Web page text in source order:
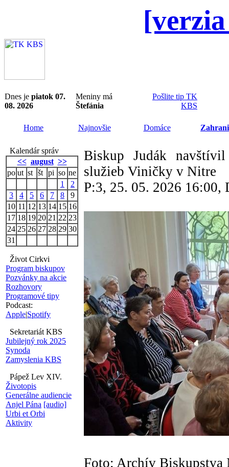
Dnes je piatok 07.
08. 2026
Meniny má
Štefánia
Pošlite tip TK
KBS
Home Najnovšie Domáce
Kalendár správ
<< august >>
po ut st št pi so ne
1
2
3
4 5 6 7 8
9
10 11 12 13 14 15 16
17 18 19 20 21 22 23
24 25 26 27 28 29 30
31
Život Cirkvi
Program biskupov
Pozvánky na akcie
Rozhovory
Programové tipy
Podcast:
Apple|Spotify
Sekretariát KBS
Jubilejný rok 2025
Synoda
Zamyslenia KBS
Pápež Lev XIV.
Životopis
Generálne audiencie
Anjel Pána [audio]
Urbi et Orbi
Aktivity
Biskup Judák
služieb Viničky v Nitre
P:3, 25. 05. 2026 16:00,
Foto: Archív Biskupstva